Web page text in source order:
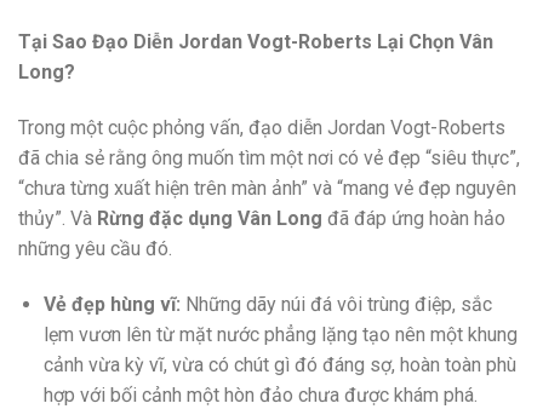
Tại Sao Đạo Diễn Jordan Vogt-Roberts Lại Chọn Vân
Long?
Trong một cuộc phỏng vấn, đạo diễn Jordan Vogt-Roberts
đã chia sẻ rằng ông muốn tìm một nơi có vẻ đẹp “siêu thực”,
“chưa từng xuất hiện trên màn ảnh” và “mang vẻ đẹp nguyên
thủy”. Và Rừng đặc dụng Vân Long đã đáp ứng hoàn hảo
những yêu cầu đó.
Vẻ đẹp hùng vĩ: Những dãy núi đá vôi trùng điệp, sắc
lẹm vươn lên từ mặt nước phẳng lặng tạo nên một khung
cảnh vừa kỳ vĩ, vừa có chút gì đó đáng sợ, hoàn toàn phù
hợp với bối cảnh một hòn đảo chưa được khám phá.